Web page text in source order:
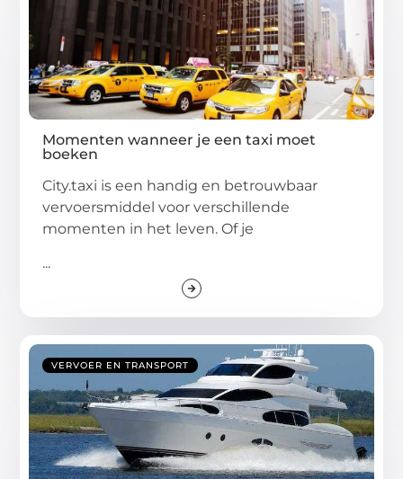
Momenten wanneer je een taxi moet
boeken
City.taxi is een handig en betrouwbaar
vervoersmiddel voor verschillende
momenten in het leven. Of je
...
VERVOER EN TRANSPORT